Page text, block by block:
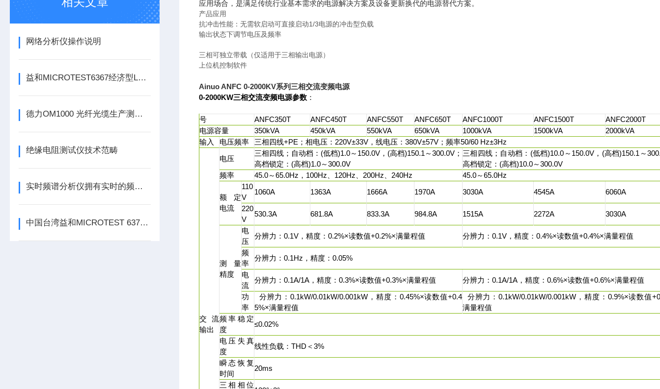
网络分析仪操作说明
益和MICROTEST6367经济型LCR测试仪
德力OM1000 光纤光缆生产测试系统仪
绝缘电阻测试仪技术范畴
实时频谱分析仪拥有实时的频谱采集、分析、显示
中国台湾益和MICROTEST 6373 LCR测试仪
应用场合，是满足传统行业基本需求的电源解决方案及设备更新换代的电源替代方案。
产品应用
抗冲击性能：无需软启动可直接启动1/3电源的冲击型负载
输出状态下调节电压及频率
三相可独立带载（仅适用于三相输出电源）
上位机控制软件
Ainuo ANFC 0-2000KV系列三相交流变频电源
0-2000KW三相交流变频电源参数 ：
号 ANFC350T ANFC450T ANFC550T ANFC650T ANFC1000T ANFC1500T
ANFC2000T
电源容量
350kVA 450kVA 550kVA 650kVA 1000kVA 1500kVA
2000kVA
输入
电压频率 三相四线+PE；相电压：220V±33V，线电压：380V±57V；频率50/60 Hz±3Hz
交流
输出
电压
三相四线；自动档：(低档)1.0～150.0V，(高档)150.1～300.0V；
高档锁定：(高档)1.0～300.0V
三相四线；自动档：(低档)10.0～150.0V，(高档)150.1～
高档锁定：(高档)10.0～300.0V
频率
45.0～65.0Hz，100Hz、120Hz、200Hz、240Hz 45.0～65.0Hz
额定
电流
110
V
1060A 1363A 1666A 1970A 3030A 4545A
6060A
220
V
530.3A 681.8A 833.3A 984.8A 1515A 2272A 3030A
测量
精度
电
压
分辨力：0.1V，精度：0.2%×读数值+0.2%×满量程值
分辨力：0.1V，精度：0.4%×读数值+0.4%×满量程值
频
率
分辨力：0.1Hz，精度：0.05%
电
流
分辨力：0.1A/1A，精度：0.3%×读数值+0.3%×满量程值
分辨力：0.1A/1A，精度：0.6%×读数值+0.6%×满量程值
功
率
分辨力：0.1kW/0.01kW/0.001kW，精度：0.45%×读数值+0.4
5%×满量程值
分辨力：0.1kW/0.01kW/0.001kW，精度：0.9%×读数值
满量程值
频率稳定
度
≤0.02%
电压失真
度
线性负载：THD＜3%
瞬态恢复
时间
20ms
三相相位